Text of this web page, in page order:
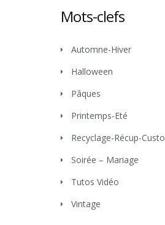
Mots-clefs
Automne-Hiver
Halloween
Pâques
Printemps-Eté
Recyclage-Récup-Custo
Soirée – Mariage
Tutos Vidéo
Vintage